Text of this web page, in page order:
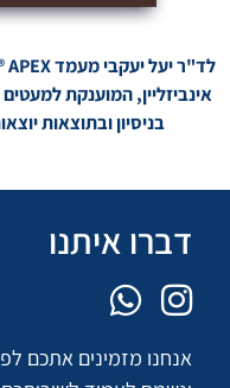
אינביזליין, המוענקת
בניסיון ובתוצאות
דברו איתנו
אנחנו מזמינים אתכם